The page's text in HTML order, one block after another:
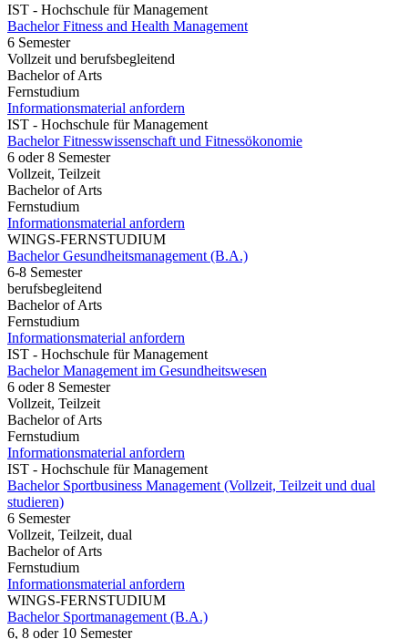
IST - Hochschule für Management
Bachelor Fitness and Health Management
6 Semester
Vollzeit und berufsbegleitend
Bachelor of Arts
Fernstudium
Informationsmaterial anfordern
IST - Hochschule für Management
Bachelor Fitnesswissenschaft und Fitnessökonomie
6 oder 8 Semester
Vollzeit, Teilzeit
Bachelor of Arts
Fernstudium
Informationsmaterial anfordern
WINGS-FERNSTUDIUM
Bachelor Gesundheitsmanagement (B.A.)
6-8 Semester
berufsbegleitend
Bachelor of Arts
Fernstudium
Informationsmaterial anfordern
IST - Hochschule für Management
Bachelor Management im Gesundheitswesen
6 oder 8 Semester
Vollzeit, Teilzeit
Bachelor of Arts
Fernstudium
Informationsmaterial anfordern
IST - Hochschule für Management
Bachelor Sportbusiness Management (Vollzeit, Teilzeit und dual
studieren)
6 Semester
Vollzeit, Teilzeit, dual
Bachelor of Arts
Fernstudium
Informationsmaterial anfordern
WINGS-FERNSTUDIUM
Bachelor Sportmanagement (B.A.)
6, 8 oder 10 Semester